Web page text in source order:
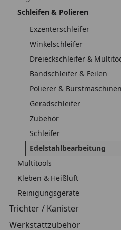
Schleifen & Polieren
Exzenterschleifer
Winkelschleifer
Dreieckschleifer &
Bandschleifer & Feilen
Polierer & Bürstmaschinen
Geradschleifer
Zubehör
Schleifer
Edelstahlbearbeitung
Multitools
Kleben & Heißluft
Reinigungsgeräte
Trichter / Kanister
Werkstattzubehör